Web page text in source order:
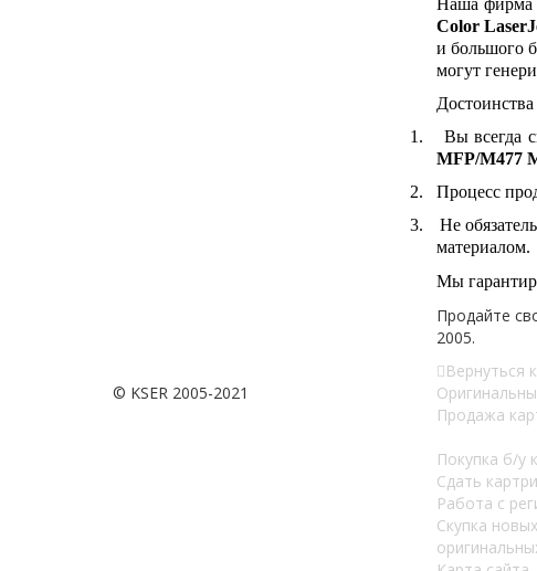
Наша фирма
Color
и большого
могут
1.
Вы всегда
MFP/M477
2.
Процесс
3.
Не
материалом.
Мы
Продайте
2005.
Вернуться
© KSER 2005-2021
Продажа
Покупка б/у
Сдать
Работа с
Скупка новых